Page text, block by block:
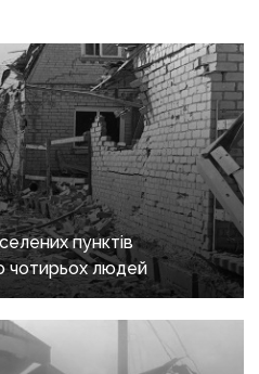
пунктів
чотирьох людей